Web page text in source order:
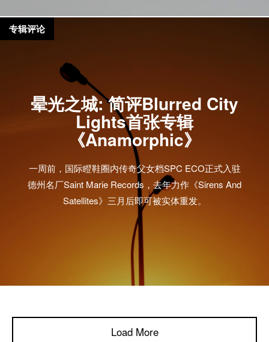
晕光之城: 简评Blurred City
Lights首张专辑
《Anamorphic》
一周前，国际瞪鞋圈内传奇父女档SPC ECO正式入驻
德州名厂Saint Marie Records，去年力作《Sirens And
Satellites》三月后即可被实体重发。
专辑评论
Load More